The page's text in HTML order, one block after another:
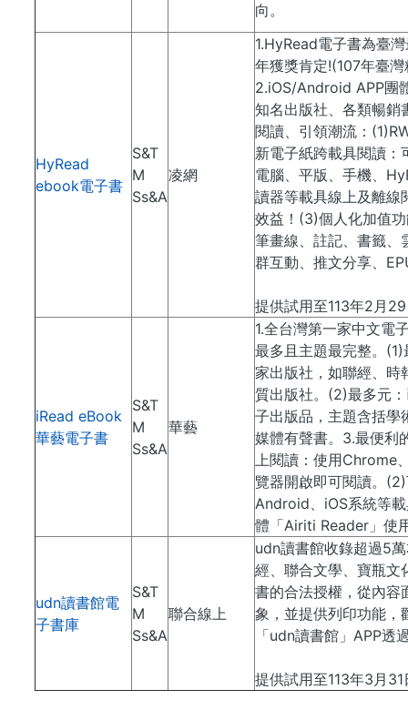
向。
HyRead
ebook電子書
S&T
M
Ss&A
凌網
1.HyRead電子書為臺
年獲獎肯定!(107年臺
2.iOS/Android APP團
知名出版社、各類暢銷
閱讀、引領潮流：
新電子紙跨載具閱讀：
電腦、平版、手機、
讀器等載具線上及離線
效益！(3)個人化加值
筆畫線、註記、書籤
群互動、推文分享、
提供試用至113年2月
iRead eBook
華藝電子書
S&T
M
Ss&A
華藝
1.全台灣第一家中文電
最多且主題最完整。
家出版社，如聯經、時
質出版社。(2)最多元
子出版品，主題含括學
媒體有聲書。3.最便利
上閱讀：使用Chrome
覽器開啟即可閱讀。
Android、iOS系統等
體「Airiti Reader」使
udn讀書館電
子書庫
S&T
M
Ss&A
聯合線上
udn讀書館收錄超過5
經、聯合文學、寶瓶文
書的合法授權，從內容
象，並提供列印功能，
「udn讀書館」APP透
提供試用至113年3月31